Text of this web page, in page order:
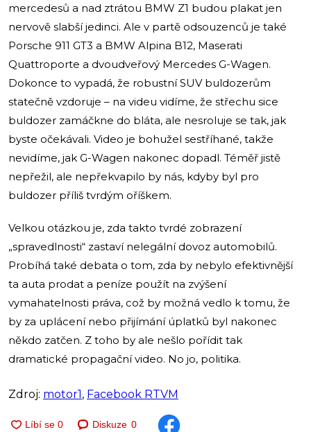
mercedesů a nad ztrátou BMW Z1 budou plakat jen
nervově slabší jedinci. Ale v partě odsouzenců je také
Porsche 911 GT3 a BMW Alpina B12, Maserati
Quattroporte a dvoudveřový Mercedes G-Wagen.
Dokonce to vypadá, že robustní SUV buldozerům
statečně vzdoruje – na videu vidíme, že střechu sice
buldozer zamáčkne do bláta, ale nesroluje se tak, jak
byste očekávali. Video je bohužel sestříhané, takže
nevidíme, jak G-Wagen nakonec dopadl. Téměř jistě
nepřežil, ale nepřekvapilo by nás, kdyby byl pro
buldozer příliš tvrdým oříškem.
Velkou otázkou je, zda takto tvrdé zobrazení
„spravedlnosti“ zastaví nelegální dovoz automobilů.
Probíhá také debata o tom, zda by nebylo efektivnější
ta auta prodat a peníze použít na zvýšení
vymahatelnosti práva, což by možná vedlo k tomu, že
by za uplácení nebo přijímání úplatků byl nakonec
někdo zatčen. Z toho by ale nešlo pořídit tak
dramatické propagační video. No jo, politika.
Zdroj: motor1, Facebook RTVM
Diskuze 0